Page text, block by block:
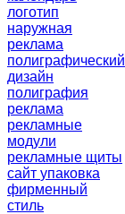
логотип
наружная
реклама
полиграфический
дизайн
полиграфия
реклама
рекламные
модули
рекламные щиты
сайт упаковка
фирменный
стиль